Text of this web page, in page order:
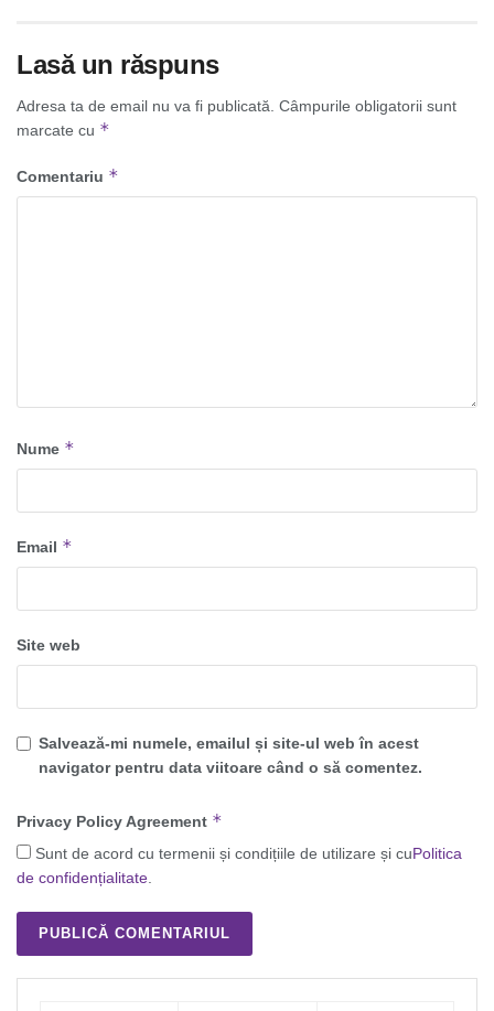
Lasă un răspuns
Adresa ta de email nu va fi publicată. Câmpurile obligatorii sunt
marcate cu *
Comentariu *
Nume *
Email *
Site web
Salvează-mi numele, emailul și site-ul web în acest
navigator pentru data viitoare când o să comentez.
Privacy Policy Agreement *
Sunt de acord cu termenii și condițiile de utilizare și cuPolitica
de confidențialitate